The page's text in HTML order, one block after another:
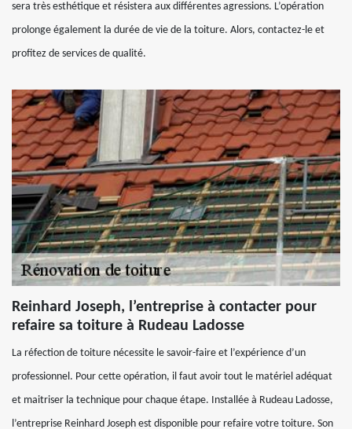
sera très esthétique et résistera aux différentes agressions. L’opération
prolonge également la durée de vie de la toiture. Alors, contactez-le et
profitez de services de qualité.
Reinhard Joseph, l’entreprise à contacter pour
refaire sa toiture à Rudeau Ladosse
La réfection de toiture nécessite le savoir-faire et l’expérience d’un
professionnel. Pour cette opération, il faut avoir tout le matériel adéquat
et maitriser la technique pour chaque étape. Installée à Rudeau Ladosse,
l’entreprise Reinhard Joseph est disponible pour refaire votre toiture. Son